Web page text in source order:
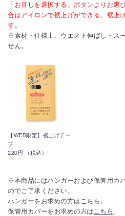
「お直しを選択する」ボタンよりお選
合はアイロンで裾上げができる、裾上
す。
※素材・仕様上、ウエスト伸ばし・ス
せん。
【WEB限定】裾上げテー
プ
220円 （税込）
※本商品にはハンガーおよび保管用カ
のでご了承ください。
ハンガーをお求めの方は こちら 。
保管用カバーをお求めの方は こちら 。